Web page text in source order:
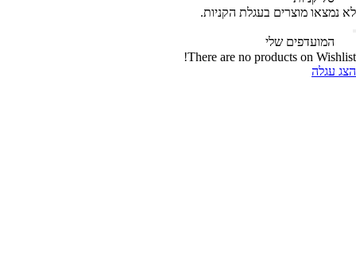
לא נמצאו מוצרים בעגלת הקניות.
המועדפים שלי
There are no products on Wishlist!
הצג עגלה